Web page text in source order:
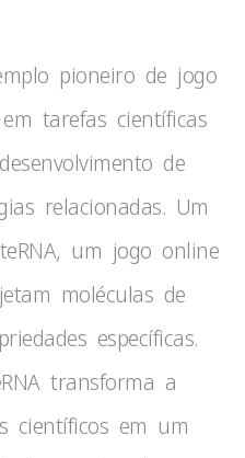
pioneiro de jogo
tarefas científicas
de
relacionadas. Um
um jogo online
moléculas de
específicas.
transforma a
científicos em um